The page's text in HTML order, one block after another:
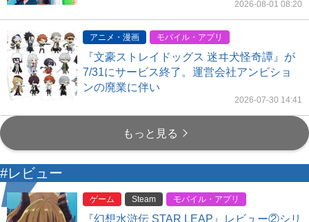
2026-08-01 08:20
アニメ・漫画 モバイル・アプリ
『文豪ストレイドッグス 迷ヰ犬怪奇譚』が
7/31にサービス終了。運営会社アンビショ
ンの廃業に伴い
2026-07-30 14:41
もっと見る
#レビュー
ゲーム Steam モバイル・アプリ
『幻想水滸伝 STAR LEAP』レビュー②シリ